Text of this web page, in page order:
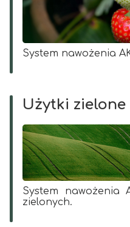
System nawożenia
Użytki zielone
System nawożenia
zielonych.